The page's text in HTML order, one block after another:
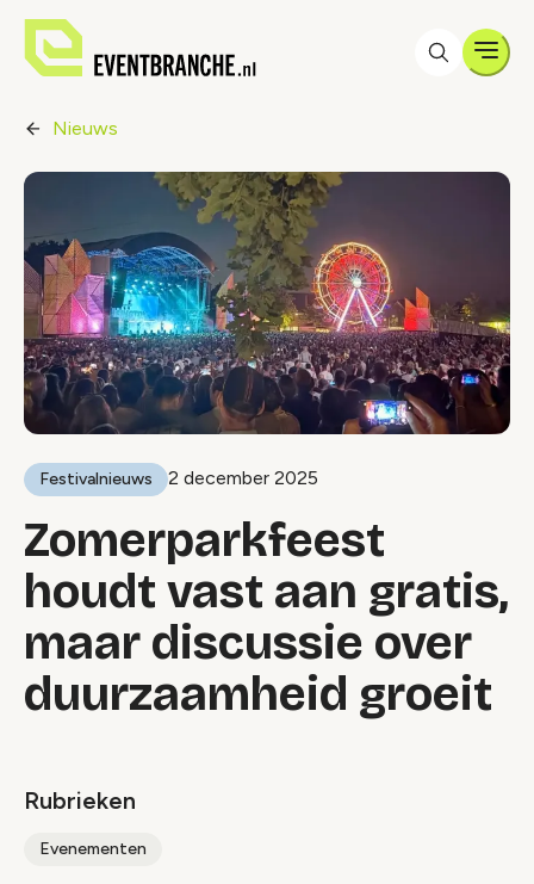
Nieuws
Festivalnieuws 2 december 2025
Zomerparkfeest
houdt vast aan gratis,
maar discussie over
duurzaamheid groeit
Rubrieken
Evenementen